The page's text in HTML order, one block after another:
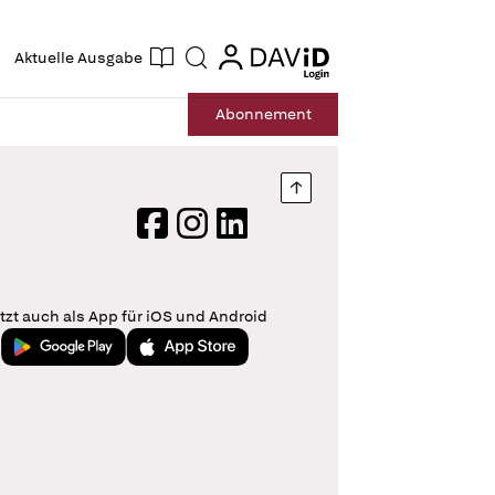
Aktuelle Ausgabe Suche login
login
Abonnement
Nach oben springen
FacebookInstagram
LinkedIn
auch als App für iOS und Android
Jetzt bei Google PlayLaden im App Store